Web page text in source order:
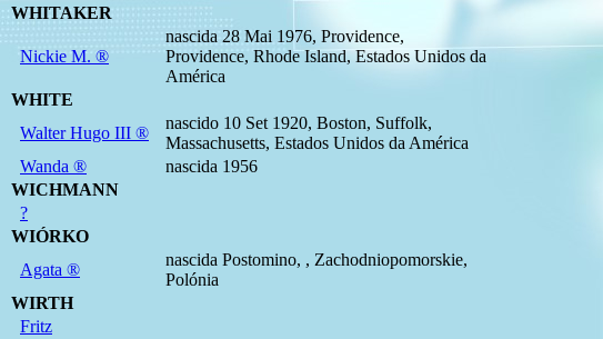
WHITAKER
Nickie M. ®
nascida 28 Mai 1976, Providence,
Providence, Rhode Island, Estados Unidos da
América
WHITE
Walter Hugo III ®
nascido 10 Set 1920, Boston, Suffolk,
Massachusetts, Estados Unidos da América
Wanda ®
nascida 1956
WICHMANN
?
WIÓRKO
Agata ®
nascida Postomino, , Zachodniopomorskie,
Polónia
WIRTH
Fritz